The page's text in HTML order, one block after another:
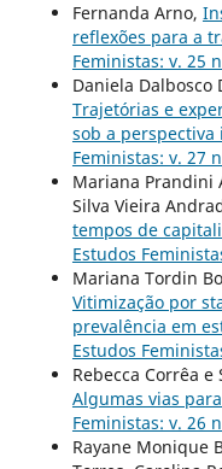
Fernanda Arno,
reflexões para a
Feministas: v. 25
Daniela Dalbosco
Trajetórias e
sob a perspectiva
Feministas: v. 27
Mariana Prandini
Silva Vieira
tempos de
Estudos
Mariana Tordin
Vitimização por
prevalência em
Estudos
Rebecca Corrêa e
Algumas vias
Feministas: v. 26
Rayane Monique